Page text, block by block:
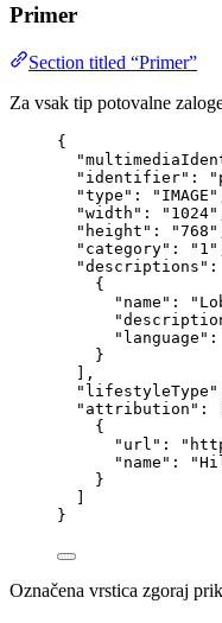
Primer
Section titled “Primer”
Za vsak tip potovalne
{
"identifier" : "
"type" : " IMAGE "
"width" : " 1024"
"height" : "768 "
"category" : " 1 "
"descriptions" :
{
"name" : "
"language" :
}
],
"lifestyleType"
"attribution" : [
{
"url" : "
"name" : "
}
}
Označena vrstica zgoraj